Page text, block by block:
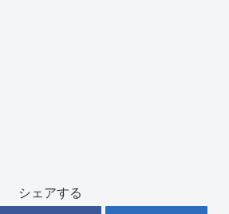
シェアする